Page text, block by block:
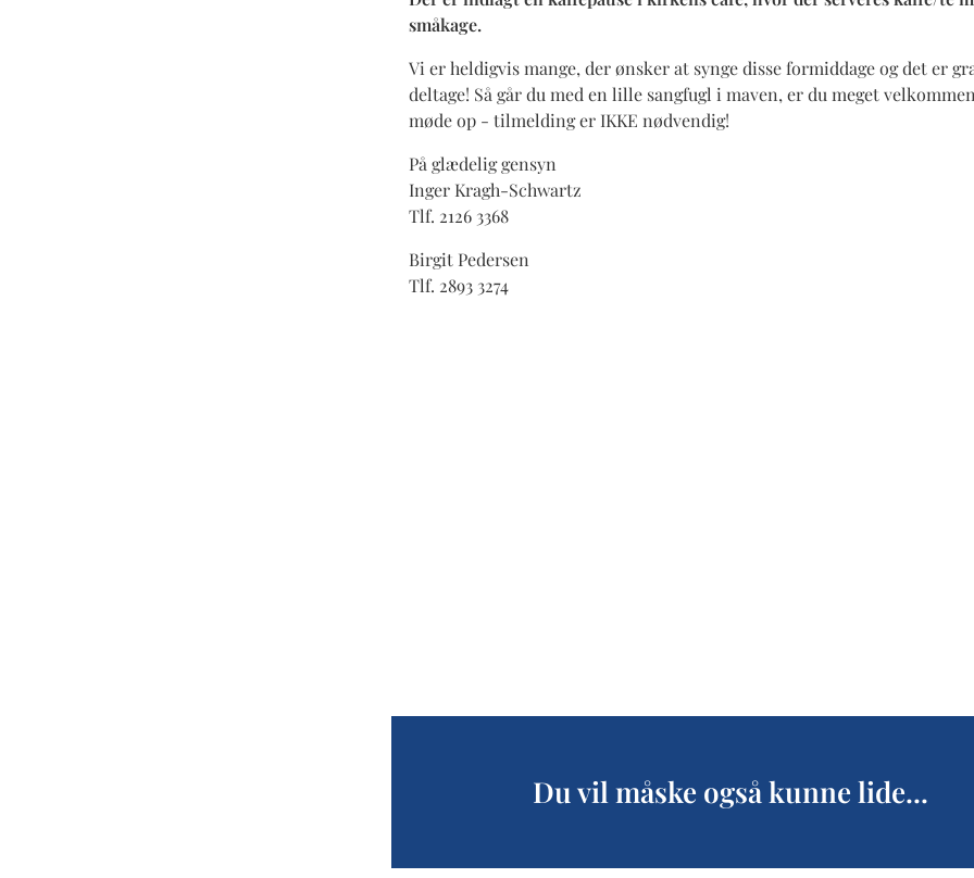
småkage.
Vi er heldigvis mange, der ønsker at synge disse formiddage og det er
deltage! Så går du med en lille sangfugl i maven, er du meget
møde op - tilmelding er IKKE nødvendig!
På glædelig gensyn
Inger Kragh-Schwartz
Tlf. 2126 3368
Birgit Pedersen
Tlf. 2893 3274
Du vil måske også kunne lide...